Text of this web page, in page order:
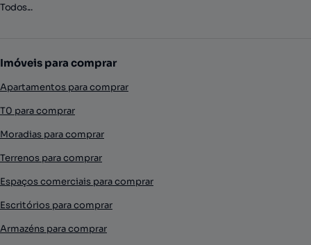
Todos...
Imóveis para comprar
Apartamentos para comprar
T0 para comprar
Moradias para comprar
Terrenos para comprar
Espaços comerciais para comprar
Escritórios para comprar
Armazéns para comprar